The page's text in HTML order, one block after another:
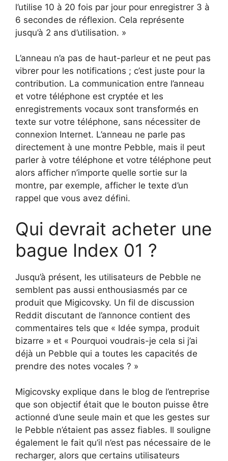
l’utilise 10 à 20 fois par jour pour enregistrer 3 à
6 secondes de réflexion. Cela représente
jusqu’à 2 ans d’utilisation. »
L’anneau n’a pas de haut-parleur et ne peut pas
vibrer pour les notifications ; c’est juste pour la
contribution. La communication entre l’anneau
et votre téléphone est cryptée et les
enregistrements vocaux sont transformés en
texte sur votre téléphone, sans nécessiter de
connexion Internet. L’anneau ne parle pas
directement à une montre Pebble, mais il peut
parler à votre téléphone et votre téléphone peut
alors afficher n’importe quelle sortie sur la
montre, par exemple, afficher le texte d’un
rappel que vous avez défini.
Qui devrait acheter une
bague Index 01 ?
Jusqu’à présent, les utilisateurs de Pebble ne
semblent pas aussi enthousiasmés par ce
produit que Migicovsky. Un fil de discussion
Reddit discutant de l’annonce contient des
commentaires tels que « Idée sympa, produit
bizarre » et « Pourquoi voudrais-je cela si j’ai
déjà un Pebble qui a toutes les capacités de
prendre des notes vocales ? »
Migicovsky explique dans le blog de l’entreprise
que son objectif était que le bouton puisse être
actionné d’une seule main et que les gestes sur
le Pebble n’étaient pas assez fiables. Il souligne
également le fait qu’il n’est pas nécessaire de le
recharger, alors que certains utilisateurs